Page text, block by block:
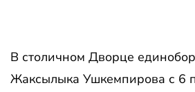
В столичном Дворце
Жаксылыка Ушкемпирова с 6